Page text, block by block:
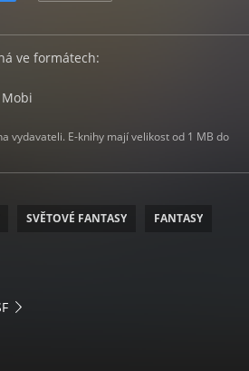
ve formátech:
Mobi
vydavateli. E-knihy mají velikost od 1 MB do
SVĚTOVÉ FANTASY FANTASY